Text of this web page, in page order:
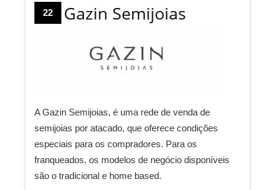
22 Gazin Semijoias
A Gazin Semijoias, é uma rede de venda de
semijoias por atacado, que oferece condições
especiais para os compradores. Para os
franqueados, os modelos de negócio disponíveis
são o tradicional e home based.